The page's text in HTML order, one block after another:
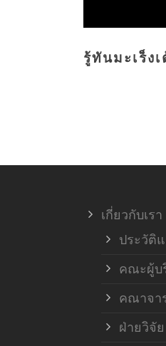
รู้ทันมะเร็ง
เกี่ยวกับเรา
ประวัติ
คณะผู้บ
คณาจา
ฝ่ายวิจัย